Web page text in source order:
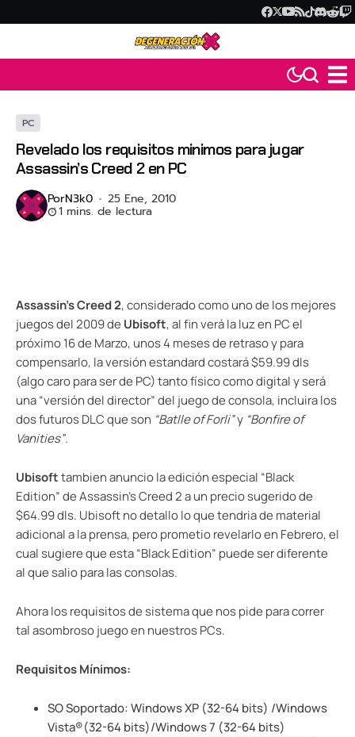
PC
Revelado los requisitos minimos para jugar
Assassin’s Creed 2 en PC
PorN3k0 25 Ene, 2010
1 mins. de lectura
Assassin’s Creed 2, considerado como uno de los mejores
juegos del 2009 de Ubisoft, al fin verá la luz en PC el
próximo 16 de Marzo, unos 4 meses de retraso y para
compensarlo, la versión estandard costará $59.99 dls
(algo caro para ser de PC) tanto físico como digital y será
una “versión del director” del juego de consola, incluira los
dos futuros DLC que son “Batlle of Forli”y “Bonfire of
Vanities”.
Ubisofttambien anuncio la edición especial “Black
Edition” de Assassin’s Creed 2 a un precio sugerido de
$64.99 dls. Ubisoft no detallo lo que tendria de material
adicional a la prensa, pero prometio revelarlo en Febrero, el
cual sugiere que esta “Black Edition” puede ser diferente
al que salio para las consolas.
Ahora los requisitos de sistema que nos pide para correr
tal asombroso juego en nuestros PCs.
Requisitos Mínimos:
SO Soportado: Windows XP (32-64 bits) /Windows
Vista®(32-64 bits)/Windows 7 (32-64 bits)